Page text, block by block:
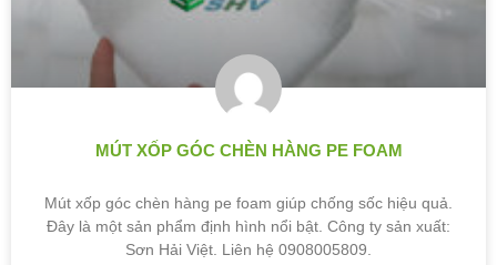
MÚT XỐP GÓC CHÈN HÀNG PE FOAM
Mút xốp góc chèn hàng pe foam giúp chống sốc hiệu quả.
Đây là một sản phẩm định hình nổi bật. Công ty sản xuất:
Sơn Hải Việt. Liên hệ 0908005809.